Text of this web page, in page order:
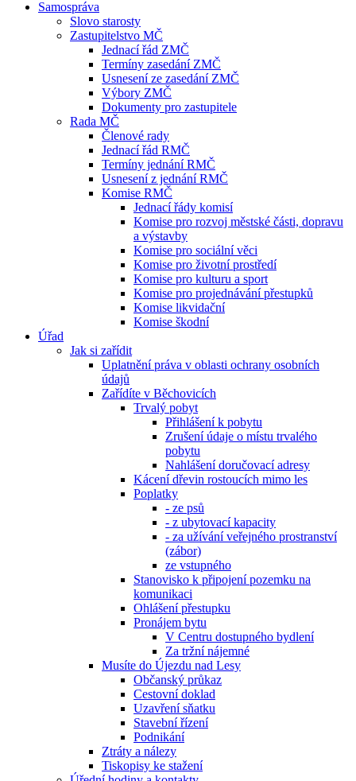
Samospráva
Slovo starosty
Zastupitelstvo MČ
Jednací řád ZMČ
Termíny zasedání ZMČ
Usnesení ze zasedání ZMČ
Výbory ZMČ
Dokumenty pro zastupitele
Rada MČ
Členové rady
Jednací řád RMČ
Termíny jednání RMČ
Usnesení z jednání RMČ
Komise RMČ
Jednací řády komisí
Komise pro rozvoj městské části, dopravu
a výstavby
Komise pro sociální věci
Komise pro životní prostředí
Komise pro kulturu a sport
Komise pro projednávání přestupků
Komise likvidační
Komise škodní
Úřad
Jak si zařídit
Uplatnění práva v oblasti ochrany osobních
údajů
Zařídíte v Běchovicích
Trvalý pobyt
Přihlášení k pobytu
Zrušení údaje o místu trvalého
pobytu
Nahlášení doručovací adresy
Kácení dřevin rostoucích mimo les
Poplatky
- ze psů
- z ubytovací kapacity
- za užívání veřejného prostranství
(zábor)
ze vstupného
Stanovisko k připojení pozemku na
komunikaci
Ohlášení přestupku
Pronájem bytu
V Centru dostupného bydlení
Za tržní nájemné
Musíte do Újezdu nad Lesy
Občanský průkaz
Cestovní doklad
Uzavření sňatku
Stavební řízení
Podnikání
Ztráty a nálezy
Tiskopisy ke stažení